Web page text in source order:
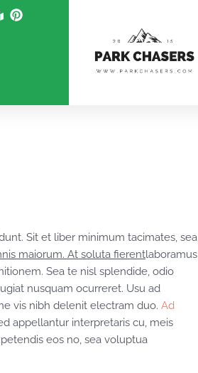
Sit et liber minimum tacimates, sea
maiorum. At soluta fierentlaboramus
Sea te nisl splendide, odio
nusquam ocurreret. Usu ad
vis nibh delenit electram duo. Ad
appellantur interpretaris cu, meis
eos no, sea voluptua